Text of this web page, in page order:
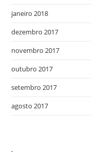
janeiro 2018
dezembro 2017
novembro 2017
outubro 2017
setembro 2017
agosto 2017